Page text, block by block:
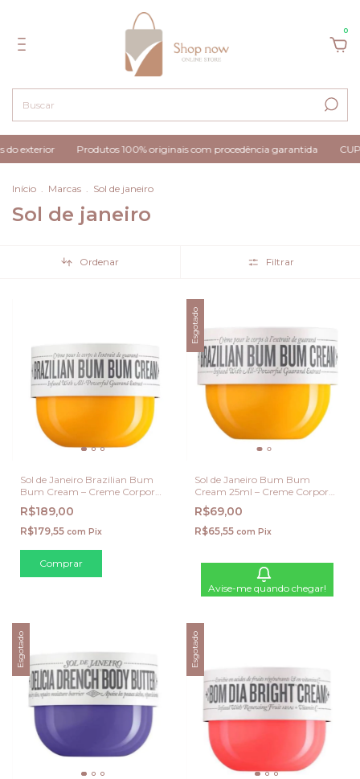
0
exterior Produtos 100% originais com procedência garantida
Início . Marcas . Sol de janeiro
Sol de janeiro
Ordenar Filtrar
Sol de Janeiro Brazilian Bum
Bum Cream – Creme Corporal
Firmador com Extrato de
Guaraná - 75 ML
R$189,00
R$179,55 com Pix
Esgotado
Sol de Janeiro Bum Bum
Cream 25ml – Creme Corporal
Firmador
R$69,00
R$65,55 com Pix
Avise-me quando chegar!
Esgotado Esgotado